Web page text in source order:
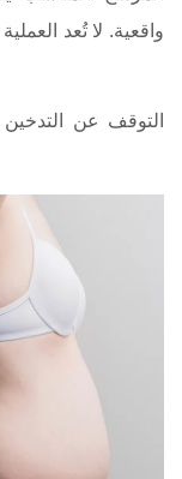
واقعية. لا تُعد
التوقف عن